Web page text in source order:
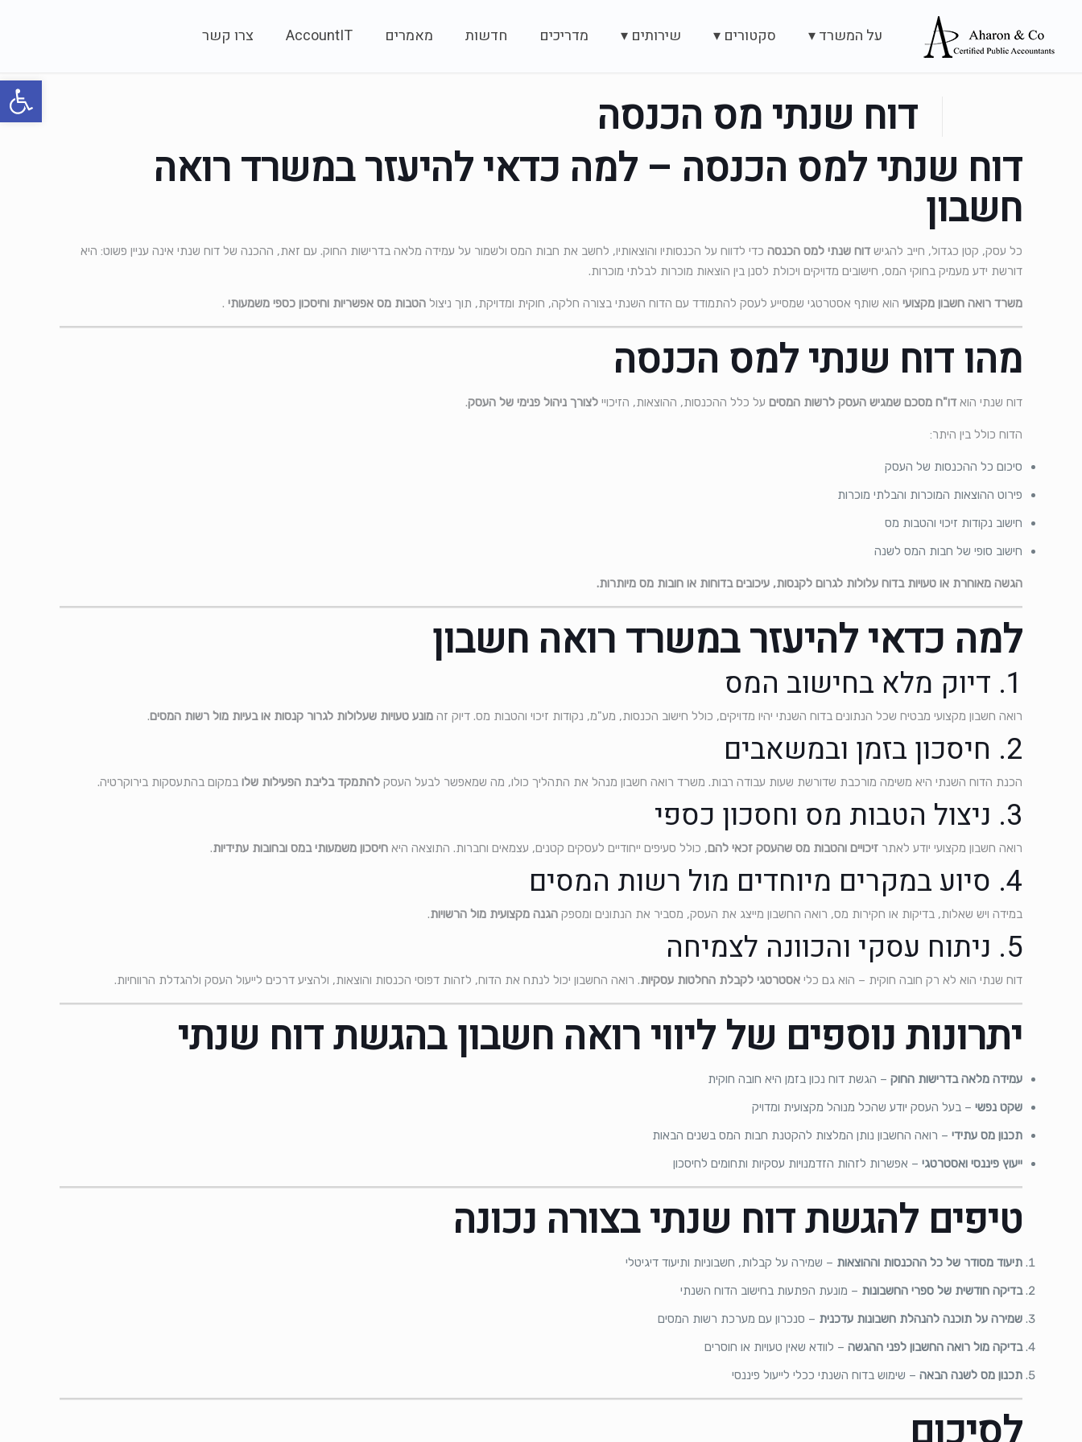
פתח
על המשרד ▾ סקטורים ▾ שירותים ▾ מדריכים חדשות מאמרים AccountIT צרו קשר
דוח שנתי מס הכנסה
דוח שנתי למס הכנסה – למה כדאי להיעזר במשרד רואה
חשבון
כל עסק, קטן כגדול, חייב להגישדוח שנתי למס הכנסה כדי לדווח על הכנסותיו והוצאותיו, לחשב את חבות המס ולשמור על עמידה מלאה בדרישות החוק. עם זאת, ההכנה של דוח שנתי אינה עניין פשוט: היא
דורשת ידע מעמיק בחוקי המס, חישובים מדויקים ויכולת לסנן בין הוצאות מוכרות לבלתי מוכרות.
משרד רואה חשבון מקצועי הוא שותף אסטרטגי שמסייע לעסק להתמודד עם הדוח השנתי בצורה חלקה, חוקית ומדויקת, תוך ניצולהטבות מס אפשריות וחיסכון כספי משמעותי .
מהו דוח שנתי למס הכנסה
דוח שנתי הואדו"ח מסכם שמגיש העסק לרשות המסים על כלל ההכנסות, ההוצאות, הזיכויילצורך ניהול פנימי של העסק.
הדוח כולל בין היתר:
סיכום כל ההכנסות של העסק
פירוט ההוצאות המוכרות והבלתי מוכרות
חישוב נקודות זיכוי והטבות מס
חישוב סופי של חבות המס לשנה
הגשה מאוחרת או טעויות בדוח עלולות לגרום לקנסות, עיכובים בדוחות או חובות מס מיותרות.
למה כדאי להיעזר במשרד רואה חשבון
1. דיוק מלא בחישוב המס
רואה חשבון מקצועי מבטיח שכל הנתונים בדוח השנתי יהיו מדויקים, כולל חישוב הכנסות, מע"מ, נקודות זיכוי והטבות מס. דיוק זהמונע טעויות שעלולות לגרור קנסות או בעיות מול רשות המסים.
2. חיסכון בזמן ובמשאבים
הכנת הדוח השנתי היא משימה מורכבת שדורשת שעות עבודה רבות. משרד רואה חשבון מנהל את התהליך כולו, מה שמאפשר לבעל העסקלהתמקד בליבת הפעילות שלו במקום בהתעסקות בירוקרטיה.
3. ניצול הטבות מס וחסכון כספי
רואה חשבון מקצועי יודע לאתרזיכויים והטבות מס שהעסק זכאי להם, כולל סעיפים ייחודיים לעסקים קטנים, עצמאים וחברות. התוצאה היאחיסכון משמעותי במס ובחובות עתידיות.
4. סיוע במקרים מיוחדים מול רשות המסים
במידה ויש שאלות, בדיקות או חקירות מס, רואה החשבון מייצג את העסק, מסביר את הנתונים ומספקהגנה מקצועית מול הרשויות.
5. ניתוח עסקי והכוונה לצמיחה
דוח שנתי הוא לא רק חובה חוקית – הוא גם כליאסטרטגי לקבלת החלטות עסקיות. רואה החשבון יכול לנתח את הדוח, לזהות דפוסי הכנסות והוצאות, ולהציע דרכים לייעול העסק ולהגדלת הרווחיות.
יתרונות נוספים של ליווי רואה חשבון בהגשת דוח שנתי
עמידה מלאה בדרישות החוק – הגשת דוח נכון בזמן היא חובה חוקית
שקט נפשי – בעל העסק יודע שהכל מנוהל מקצועית ומדויק
תכנון מס עתידי – רואה החשבון נותן המלצות להקטנת חבות המס בשנים הבאות
ייעוץ פיננסי ואסטרטגי – אפשרות לזהות הזדמנויות עסקיות ותחומים לחיסכון
טיפים להגשת דוח שנתי בצורה נכונה
תיעוד מסודר של כל ההכנסות וההוצאות – שמירה על קבלות, חשבוניות ותיעוד דיגיטלי
בדיקה חודשית של ספרי החשבונות – מונעת הפתעות בחישוב הדוח השנתי
שמירה על תוכנה להנהלת חשבונות עדכנית – סנכרון עם מערכת רשות המסים
בדיקה מול רואה החשבון לפני ההגשה – לוודא שאין טעויות או חוסרים
תכנון מס לשנה הבאה – שימוש בדוח השנתי ככלי לייעול פיננסי